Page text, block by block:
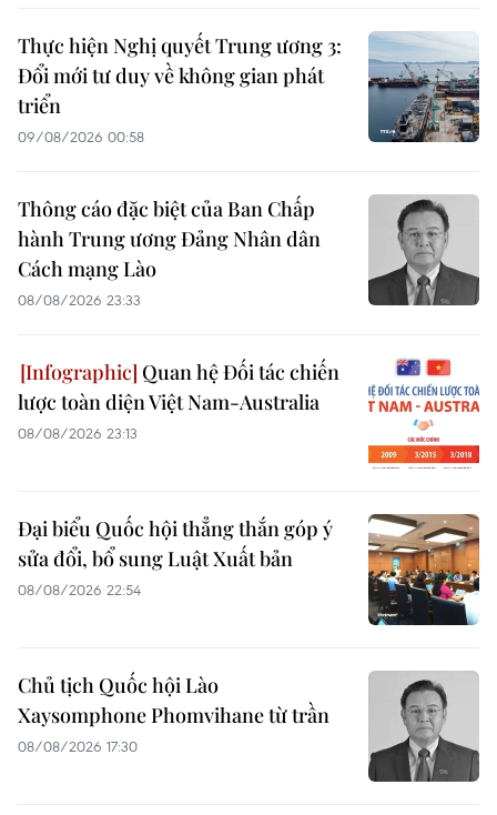
Thực hiện Nghị quyết Trung ương 3:
Đổi mới tư duy về không gian phát
triển
09/08/2026 00:58
Thông cáo đặc biệt của Ban Chấp
hành Trung ương Đảng Nhân dân
Cách mạng Lào
08/08/2026 23:33
Quan hệ Đối tác chiến
lược toàn diện Việt Nam-Australia
08/08/2026 23:13
Đại biểu Quốc hội thẳng thắn góp ý
sửa đổi, bổ sung Luật Xuất bản
08/08/2026 22:54
Chủ tịch Quốc hội Lào
Xaysomphone Phomvihane từ trần
08/08/2026 17:30